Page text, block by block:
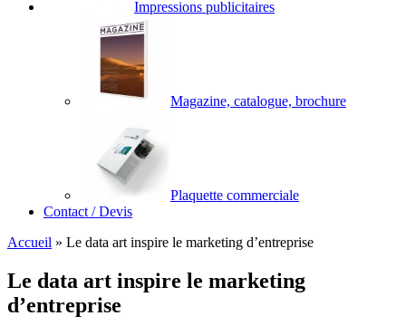
Impressions publicitaires
Magazine, catalogue, brochure
Plaquette commerciale
Contact / Devis
Accueil » Le data art inspire le marketing d’entreprise
Le data art inspire le marketing
d’entreprise